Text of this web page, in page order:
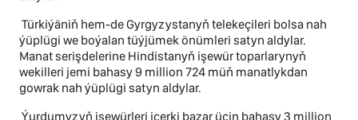
Türkiýäniň hem-de Gyrgyzystanyň telekeçileri bolsa nah
ýüplügi we boýalan tüýjümek önümleri satyn aldylar.
Manat serişdelerine Hindistanyň işewür toparlarynyň
wekilleri jemi bahasy 9 million 724 müň manatlykdan
gowrak nah ýüplügi satyn aldylar.
Ýurdumyzyň işewürleri içerki bazar üçin bahasy 3 million